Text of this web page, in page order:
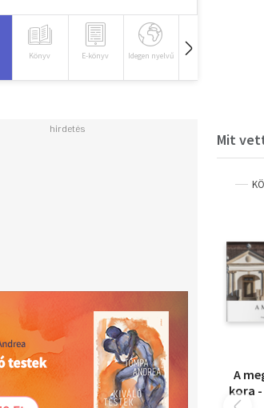
Könyv E-könyv Idegen nyelvű Hangoskönyv
Mit
A
kora